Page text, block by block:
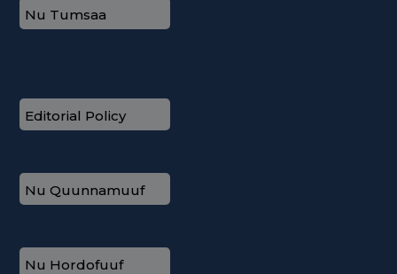
Nu Tumsaa
Editorial Policy
Nu Quunnamuuf
Nu Hordofuuf